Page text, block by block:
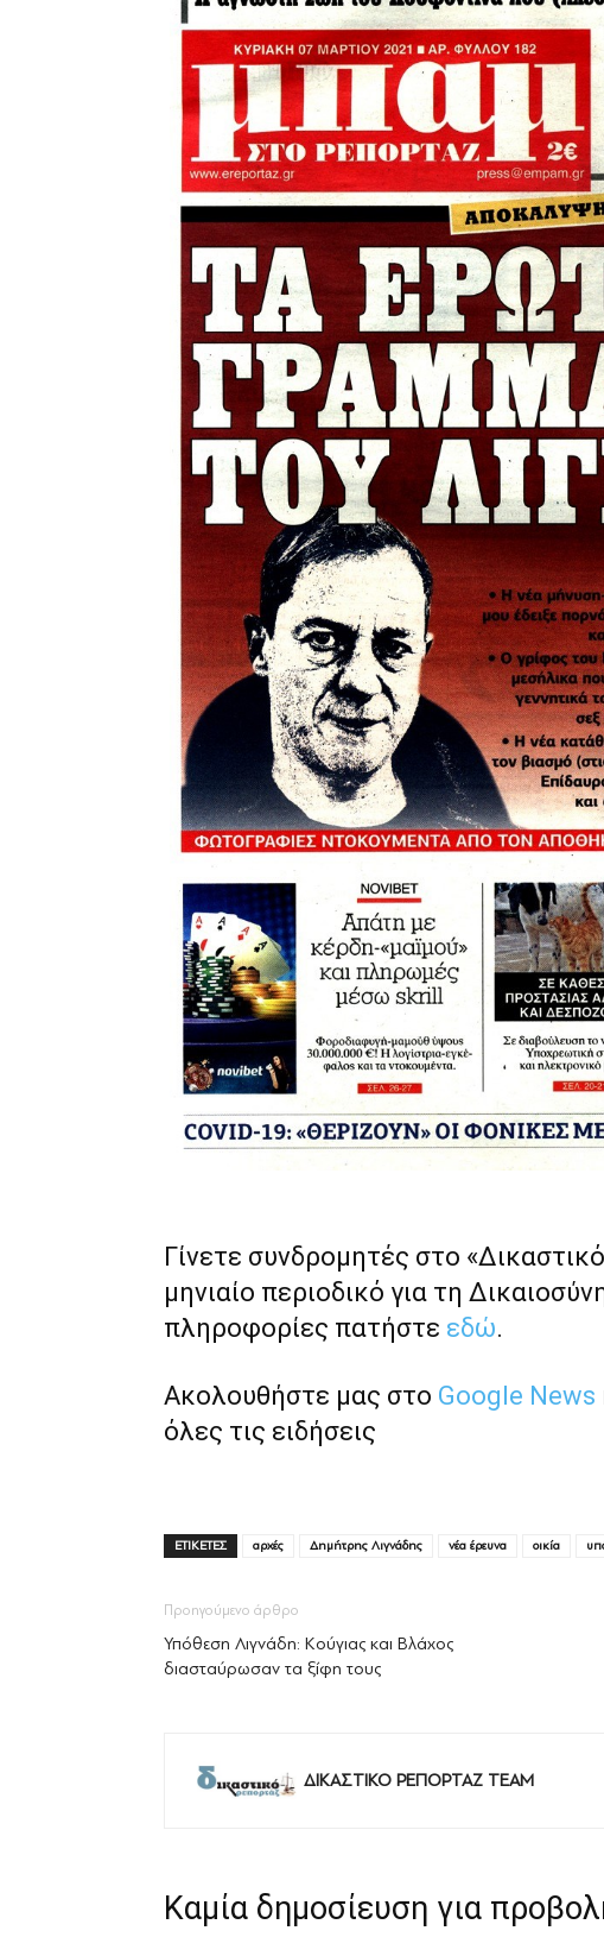
Γίνετε συνδρομητές στο
μηνιαίο περιοδικό για τη
πληροφορίες πατήστε εδώ.
Ακολουθήστε μας στο Google News
όλες τις ειδήσεις
ΕΤΙΚΕΤΕΣ αρχές Δημήτρης Λιγνάδης νέα έρευνα οικία
Προηγούμενο άρθρο
Υπόθεση Λιγνάδη: Κούγιας και Βλάχος
διασταύρωσαν τα ξίφη τους
ΔΙΚΑΣΤΙΚΟ ΡΕΠΟΡΤΑΖ TEAM
Καμία δημοσίευση για